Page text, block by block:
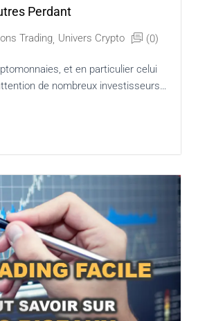
Perdant
Trading, Univers Crypto (0)
et en particulier celui
de nombreux investisseurs…